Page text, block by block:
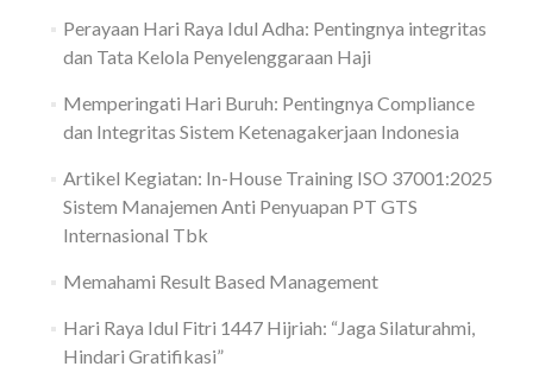
Perayaan Hari Raya Idul Adha: Pentingnya integritas
dan Tata Kelola Penyelenggaraan Haji
Memperingati Hari Buruh: Pentingnya Compliance
dan Integritas Sistem Ketenagakerjaan Indonesia
Artikel Kegiatan: In-House Training ISO 37001:2025
Sistem Manajemen Anti Penyuapan PT GTS
Internasional Tbk
Memahami Result Based Management
Hari Raya Idul Fitri 1447 Hijriah: “Jaga Silaturahmi,
Hindari Gratifikasi”